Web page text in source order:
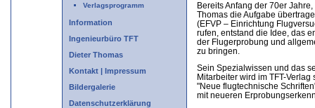
Verlagsprogramm
Information
Ingenieurbüro TFT
Dieter Thomas
Kontakt | Impressum
Bildergalerie
Datenschutzerklärung
Bereits Anfang der 70er
Thomas die Aufgabe
(EFVP – Einrichtung
rufen, entstand die Idee, das
der Flugerprobung und
zu bringen.
Sein Spezialwissen und das
Mitarbeiter wird im TFT-
"Neue flugtechnische
mit neueren